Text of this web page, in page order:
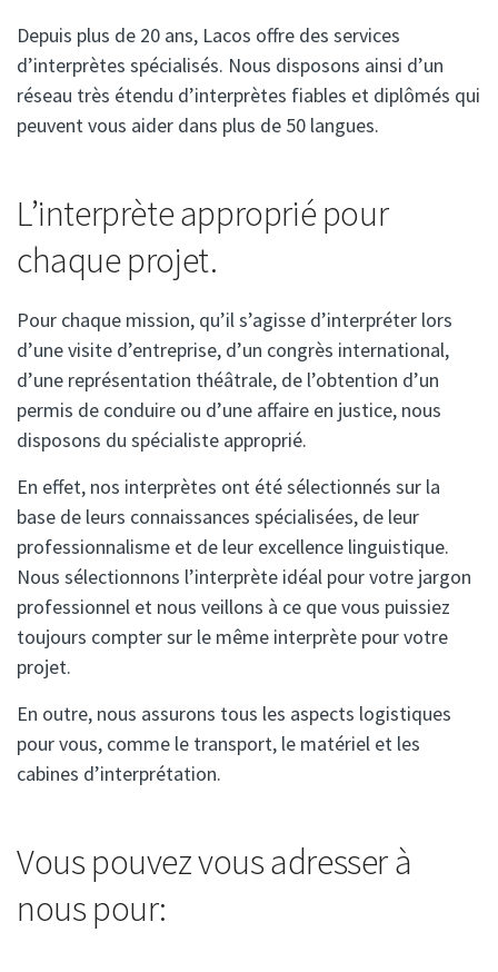
Depuis plus de 20 ans, Lacos offre des services
d’interprètes spécialisés. Nous disposons ainsi d’un
réseau très étendu d’interprètes fiables et diplômés qui
peuvent vous aider dans plus de 50 langues.
L’interprète approprié pour
chaque projet.
Pour chaque mission, qu’il s’agisse d’interpréter lors
d’une visite d’entreprise, d’un congrès international,
d’une représentation théâtrale, de l’obtention d’un
permis de conduire ou d’une affaire en justice, nous
disposons du spécialiste approprié.
En effet, nos interprètes ont été sélectionnés sur la
base de leurs connaissances spécialisées, de leur
professionnalisme et de leur excellence linguistique.
Nous sélectionnons l’interprète idéal pour votre jargon
professionnel et nous veillons à ce que vous puissiez
toujours compter sur le même interprète pour votre
projet.
En outre, nous assurons tous les aspects logistiques
pour vous, comme le transport, le matériel et les
cabines d’interprétation.
Vous pouvez vous adresser à
nous pour: